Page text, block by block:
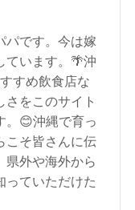
パです。今は嫁
ています。🌴沖
すめ飲食店な
さをこのサイト
。😊沖縄で育っ
こそ皆さんに伝
県外や海外から
っていただけた